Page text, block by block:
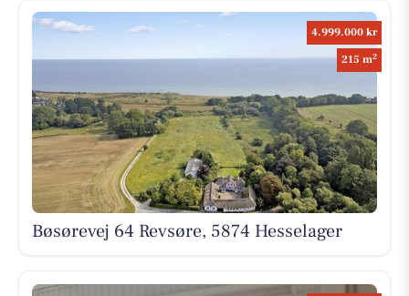
4.999.000 kr
215 m2
Bøsørevej 64 Revsøre, 5874 Hesselager